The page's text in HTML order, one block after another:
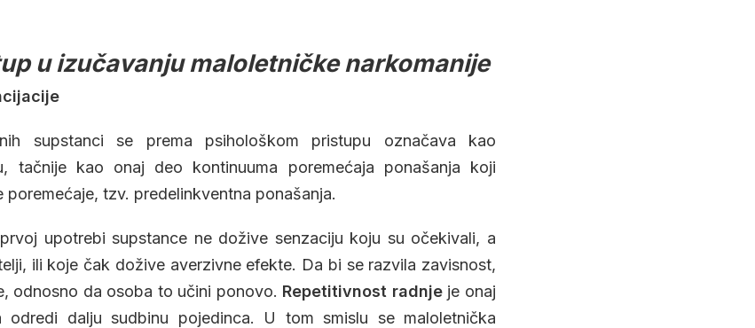
u izučavanju maloletničke narkomanije
supstanci se prema psihološkom pristupu označava kao
tačnije kao onaj deo kontinuuma poremećaja ponašanja koji
tzv. predelinkventna ponašanja.
upotrebi supstance ne dožive senzaciju koju su očekivali, a
ili koje čak dožive averzivne efekte. Da bi se razvila zavisnost,
odnosno da osoba to učini ponovo. Repetitivnost radnjeje onaj
dalju sudbinu pojedinca. U tom smislu se maloletnička